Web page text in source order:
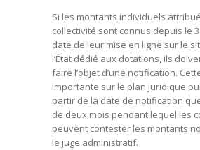
Si les montants individuels
collectivité sont connus depuis le
date de leur mise en ligne sur le
l’État dédié aux dotations, ils
faire l’objet d’une notification.
importante sur le plan juridique
partir de la date de notification
de deux mois pendant lequel les
peuvent contester les montants
le juge administratif.